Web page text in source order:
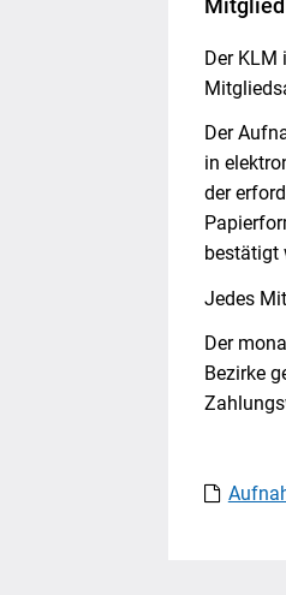
Der KLM
Der
in
der
bestätigt
Jedes
Der
Bezirke